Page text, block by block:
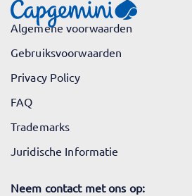
Algemene voorwaarden
Gebruiksvoorwaarden
Privacy Policy
FAQ
Trademarks
Juridische Informatie
Neem contact met ons op: